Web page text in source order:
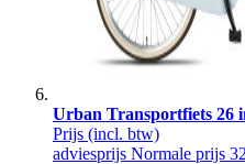
Urban Transportfiets 26
Prijs (incl. btw)
adviesprijs Normale prijs